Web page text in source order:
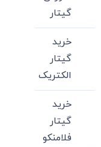
گیتار
خرید
گیتار
الکتریک
خرید
گیتار
فلامنکو